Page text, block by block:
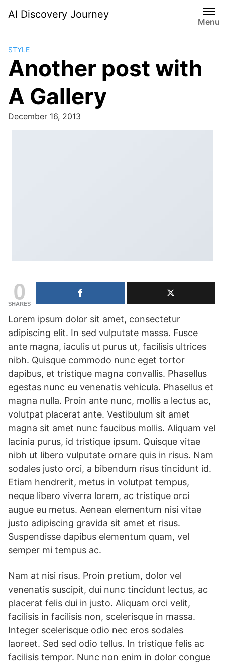
content
AI Discovery Journey
Menu
STYLE
Another post with
A Gallery
December 16, 2013
0
SHARES
Lorem ipsum dolor sit amet, consectetur
adipiscing elit. In sed vulputate massa. Fusce
ante magna, iaculis ut purus ut, facilisis ultrices
nibh. Quisque commodo nunc eget tortor
dapibus, et tristique magna convallis. Phasellus
egestas nunc eu venenatis vehicula. Phasellus et
magna nulla. Proin ante nunc, mollis a lectus ac,
volutpat placerat ante. Vestibulum sit amet
magna sit amet nunc faucibus mollis. Aliquam vel
lacinia purus, id tristique ipsum. Quisque vitae
nibh ut libero vulputate ornare quis in risus. Nam
sodales justo orci, a bibendum risus tincidunt id.
Etiam hendrerit, metus in volutpat tempus,
neque libero viverra lorem, ac tristique orci
augue eu metus. Aenean elementum nisi vitae
justo adipiscing gravida sit amet et risus.
Suspendisse dapibus elementum quam, vel
semper mi tempus ac.
Nam at nisi risus. Proin pretium, dolor vel
venenatis suscipit, dui nunc tincidunt lectus, ac
placerat felis dui in justo. Aliquam orci velit,
facilisis in facilisis non, scelerisque in massa.
Integer scelerisque odio nec eros sodales
laoreet. Sed sed odio tellus. In tristique felis ac
facilisis tempor. Nunc non enim in dolor congue